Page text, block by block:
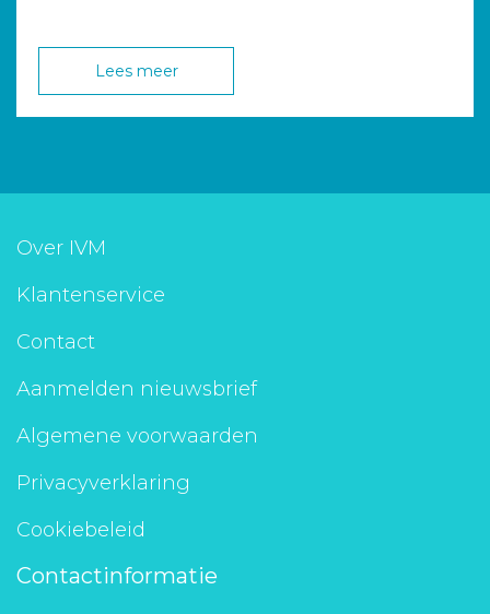
Lees meer
Over IVM
Klantenservice
Contact
Aanmelden nieuwsbrief
Algemene voorwaarden
Privacyverklaring
Cookiebeleid
Contactinformatie